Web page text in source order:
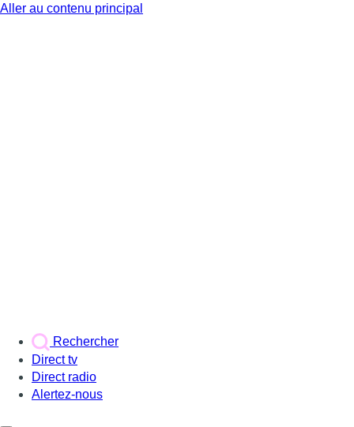
Aller au contenu principal
Rechercher
Direct tv
Direct radio
Alertez-nous